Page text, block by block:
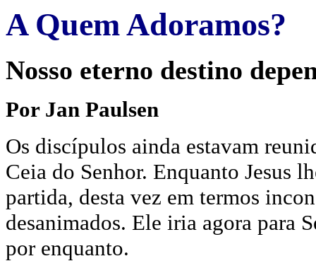
A Quem Adoramos?
Nosso eterno destino
Por Jan Paulsen
Os discípulos ainda estavam
Ceia do Senhor. Enquanto Jesus
partida, desta vez em termos
desanimados. Ele iria agora para
por enquanto.